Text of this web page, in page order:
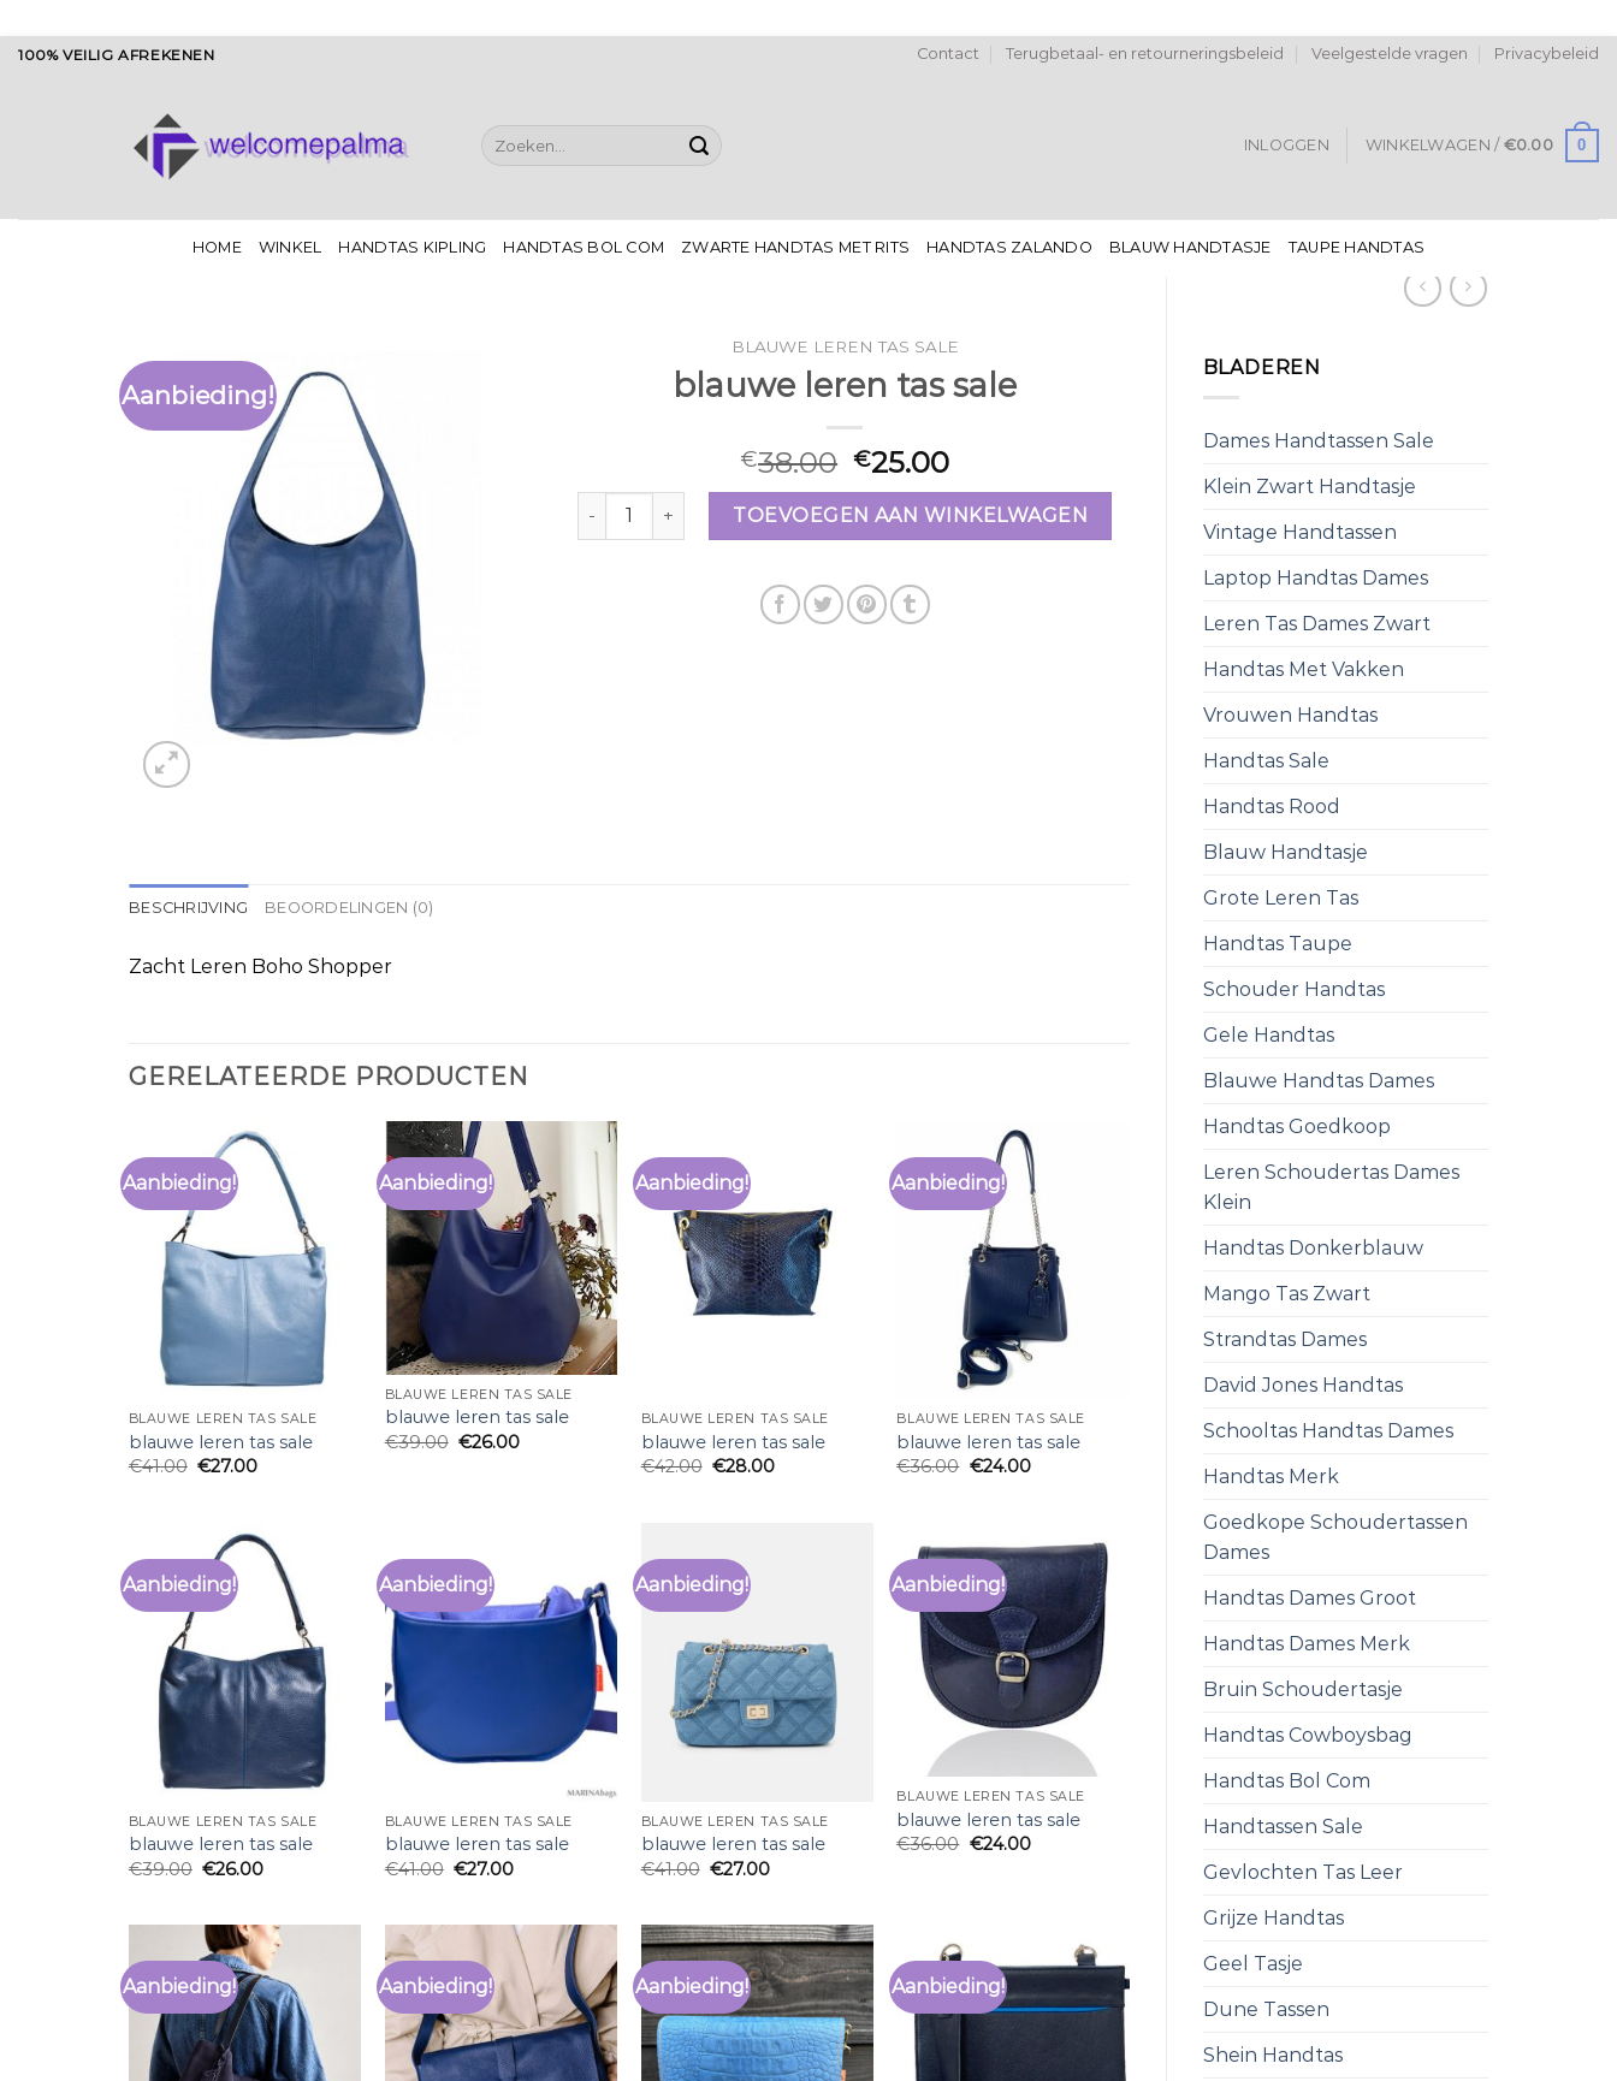
Ga100% VEILIG AFREKENEN Contact Terugbetaal- en retourneringsbeleid Veelgestelde vragen Privacybeleid
Zoeken
naar:
INLOGGEN WINKELWAGEN / €0.00 0
HOME WINKEL HANDTAS KIPLING HANDTAS BOL COM ZWARTE HANDTAS MET RITS HANDTAS ZALANDO BLAUW HANDTASJE TAUPE HANDTAS
BLADEREN
Dames Handtassen Sale
Klein Zwart Handtasje
Vintage Handtassen
Laptop Handtas Dames
Leren Tas Dames Zwart
Handtas Met Vakken
Vrouwen Handtas
Handtas Sale
Handtas Rood
Blauw Handtasje
Grote Leren Tas
Handtas Taupe
Schouder Handtas
Gele Handtas
Blauwe Handtas Dames
Handtas Goedkoop
Leren Schoudertas Dames
Klein
Handtas Donkerblauw
Mango Tas Zwart
Strandtas Dames
David Jones Handtas
Schooltas Handtas Dames
Handtas Merk
Goedkope Schoudertassen
Dames
Handtas Dames Groot
Handtas Dames Merk
Bruin Schoudertasje
Handtas Cowboysbag
Handtas Bol Com
Handtassen Sale
Gevlochten Tas Leer
Grijze Handtas
Geel Tasje
Dune Tassen
Shein Handtas
Aanbieding!
BLAUWE LEREN TAS SALE
blauwe leren tas sale
€38.00 €25.00
blauwe leren tas sale aantalTOEVOEGEN AAN WINKELWAGEN
BESCHRIJVING BEOORDELINGEN (0)
Zacht Leren Boho Shopper
GERELATEERDE PRODUCTEN
Aanbieding!
BLAUWE LEREN TAS SALE
blauwe leren tas sale
€41.00 €27.00
Aanbieding!
BLAUWE LEREN TAS SALE
blauwe leren tas sale
€39.00 €26.00
Aanbieding!
BLAUWE LEREN TAS SALE
blauwe leren tas sale
€42.00 €28.00
Aanbieding!
BLAUWE LEREN TAS SALE
blauwe leren tas sale
€36.00 €24.00
Aanbieding!
BLAUWE LEREN TAS SALE
blauwe leren tas sale
€39.00 €26.00
Aanbieding!
BLAUWE LEREN TAS SALE
blauwe leren tas sale
€41.00 €27.00
Aanbieding!
BLAUWE LEREN TAS SALE
blauwe leren tas sale
€41.00 €27.00
Aanbieding!
BLAUWE LEREN TAS SALE
blauwe leren tas sale
€36.00 €24.00
Aanbieding! Aanbieding! Aanbieding! Aanbieding!